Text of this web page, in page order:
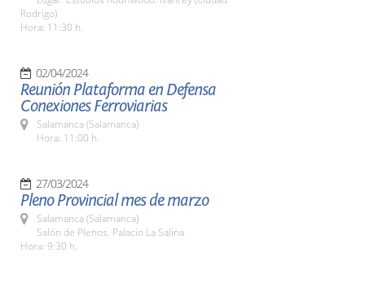
Rodrigo)
Hora: 11:30 h.
02/04/2024
Reunión Plataforma en Defensa
Conexiones Ferroviarias
Salamanca (Salamanca)
Hora: 11:00 h.
27/03/2024
Pleno Provincial mes de marzo
Salamanca (Salamanca)
Salón de Plenos. Palacio La Salina
Hora: 9:30 h.